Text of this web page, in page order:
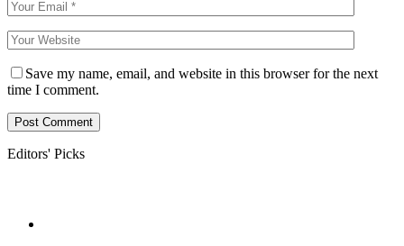
Save my name, email, and website in this browser for the next
time I comment.
Editors' Picks